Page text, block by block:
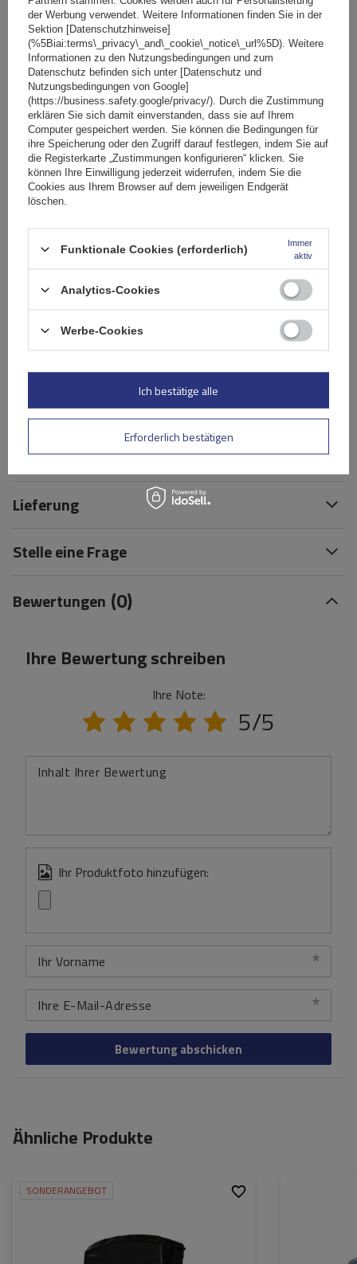
Die TowBox Camper istTÜV-geprüft
geprüft und bestätigt damit ihr hohes Sicherheitsniveau.
Merkmale wie die 180°-Drehung des Stützrads, integrierte
Transportrollen und ein ergonomischer Schnellverschlusshebel
gewährleisten einfache Handhabung sowohl während der
Fahrt als auch beim Rangieren nach dem Abnehmen.Eine
doppelte Stützradsperreverhindert ein Lösen während der
Fahrt und ein Verrutschen des beladenen Trägers, wenn das
Rad nicht auf dem Boden aufliegt. Eine optische Anzeige
bestätigt die korrekte Position.
Im Vergleich zu Heck-Dachboxen
bietet die TowBox Camper
eine verbesserte Aerodynamikund höhere
Kartons geliefert.
Befindet sich die Anhängerkupplung höher als 435 mm über
dem Boden, muss eine Stützradverlängerung (Art.-Nr.
Spezifikation
Das Produkt passt zu Autos
Lieferung
Stelle eine Frage
Bewertungen (0)
Ihre Bewertung schreiben
Ihre Note:
5/5
Inhalt Ihrer Bewertung
Ihr Produktfoto hinzufügen:
Ihr Vorname
Ihre E-Mail-Adresse
Bewertung abschicken
Ähnliche Produkte
SONDERANGEBOT
Montagemethode:
auf Haken
City Crash
der Werbung verwendet. Weitere Informationen finden Sie in der
Sektion [Datenschutzhinweise]
(%5Biai:terms\_privacy\_and\_cookie\_notice\_url%5D). Weitere
Informationen zu den Nutzungsbedingungen und zum
Datenschutz befinden sich unter [Datenschutz und
Nutzungsbedingungen von Google]
(https://business.safety.google/privacy/). Durch die Zustimmung
erklären Sie sich damit einverstanden, dass sie auf Ihrem
Computer gespeichert werden. Sie können die Bedingungen für
ihre Speicherung oder den Zugriff darauf festlegen, indem Sie auf
die Registerkarte „Zustimmungen konfigurieren“ klicken. Sie
können Ihre Einwilligung jederzeit widerrufen, indem Sie die
Cookies aus Ihrem Browser auf dem jeweiligen Endgerät
löschen.
Funktionale Cookies (erforderlich)
Immer
aktiv
Analytics-Cookies
Werbe-Cookies
Erforderlich bestätigen
Ich bestätige alle